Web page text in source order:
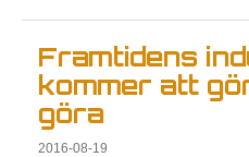
Framtidens
kommer att
göra
2016-08-19